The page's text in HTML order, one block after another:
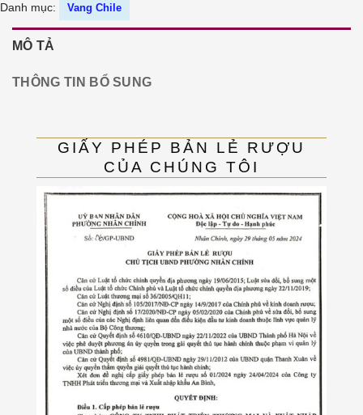
Danh mục: Vang Chile
MÔ TẢ
THÔNG TIN BỔ SUNG
GIẤY PHÉP BẢN LẺ RƯỢU
CỦA CHÚNG TÔI